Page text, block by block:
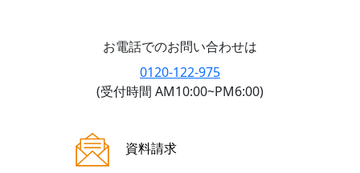
お電話でのお問い合わせは
0120-122-975
(受付時間 AM10:00~PM6:00)
資料請求